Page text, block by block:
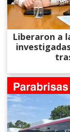
Liberaron a